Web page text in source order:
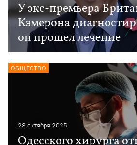
У экс-премьера
Кэмерона
он прошел лечение
28 октября 2025
Одесского хирурга
ОБЩЕСТВО